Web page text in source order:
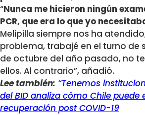
“Nunca me hicieron ningún
PCR, que era lo que yo
Melipilla siempre nos ha
problema, trabajé en el turno de
de octubre del año pasado, no
ellos. Al contrario”, añadió.
Lee también: “Tenemos
del BID analiza cómo Chile puede
recuperación post COVID-19